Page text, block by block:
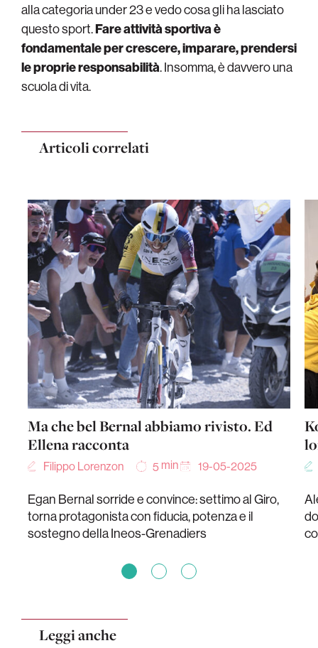
alla categoria under 23 e vedo cosa gli ha lasciato
questo sport.Fare attività sportiva è
fondamentale per crescere, imparare, prendersi
le proprie responsabilità. Insomma, è davvero una
scuola di vita.
Articoli correlati
Ma che bel Bernal abbiamo rivisto. Ed
Ellena racconta
Filippo Lorenzon 5 min 19-05-2025
Egan Bernal sorride e convince: settimo al Giro,
torna protagonista con fiducia, potenza e il
sostegno della Ineos-Grenadiers
Leggi anche